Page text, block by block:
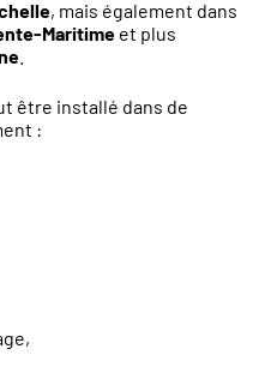
, mais également dans
Maritime et plus
être installé dans de
: